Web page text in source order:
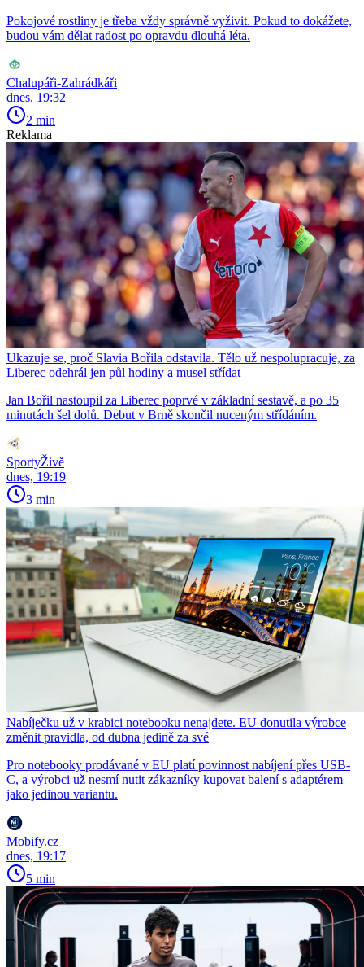
Pokojové rostliny je třeba vždy správně vyživit. Pokud to dokážete,
budou vám dělat radost po opravdu dlouhá léta.
Chalupáři-Zahrádkáři
dnes, 19:32
2 min
Reklama
Ukazuje se, proč Slavia Bořila odstavila. Tělo už nespolupracuje, za
Liberec odehrál jen půl hodiny a musel střídat
Jan Bořil nastoupil za Liberec poprvé v základní sestavě, a po 35
minutách šel dolů. Debut v Brně skončil nuceným střídáním.
SportyŽivě
dnes, 19:19
3 min
Nabíječku už v krabici notebooku nenajdete. EU donutila výrobce
změnit pravidla, od dubna jedině za své
Pro notebooky prodávané v EU platí povinnost nabíjení přes USB-
C, a výrobci už nesmí nutit zákazníky kupovat balení s adaptérem
jako jedinou variantu.
Mobify.cz
dnes, 19:17
5 min